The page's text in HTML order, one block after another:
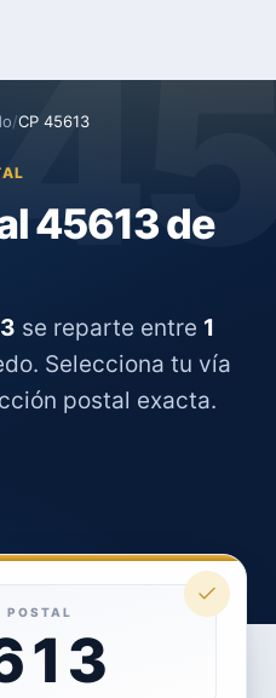
/CP 45613
45613 de
se reparte entre 1
Selecciona tu vía
postal exacta.
POSTAL